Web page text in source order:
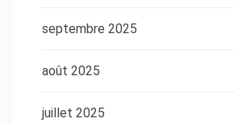
septembre 2025
août 2025
juillet 2025